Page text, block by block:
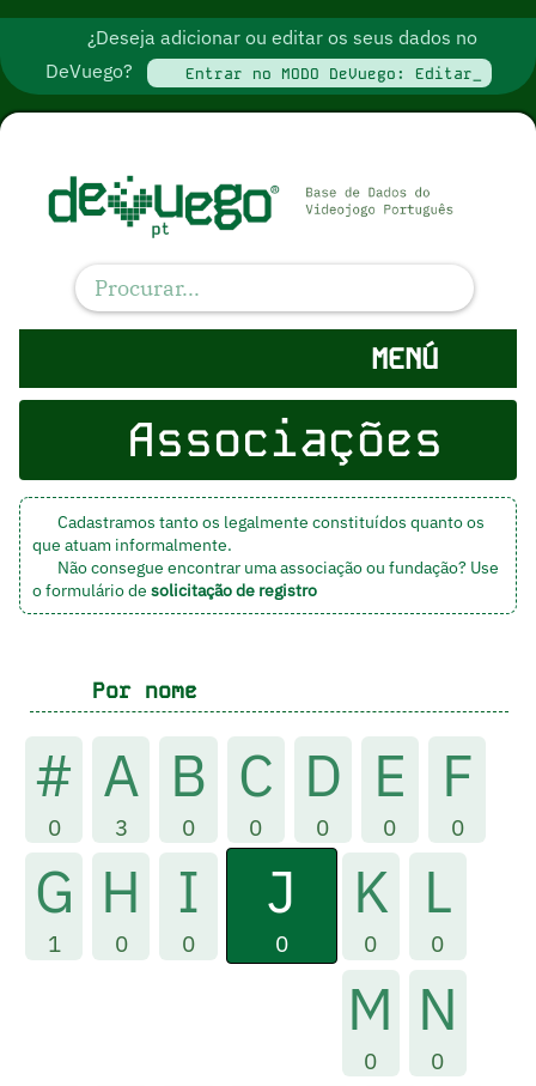
¿Deseja adicionar ou editar os seus dados no
DeVuego?
Entrar no MODO DeVuego: Editar_
MENÚ
Associações
Cadastramos tanto os legalmente constituídos quanto os
que atuam informalmente.
Não consegue encontrar uma associação ou fundação? Use
o formulário de solicitação de registro
Por nome
#
0
A
3
B
0
C
0
D
0
E
0
F
0
G
1
H
0
I
0
J
0
K
0
L
0
M
0
N
0